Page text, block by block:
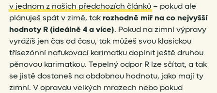
v jednom z našich předchozích článků– pokud ale
plánuješ spát v zimě, tak rozhodně miř na co nejvyšší
hodnoty R (ideálně 4 a více). Pokud na zimní výpravy
vyrážíš jen čas od času, tak můžeš svou klasickou
třísezónní nafukovací karimatku doplnit ještě druhou
pěnovou karimatkou. Tepelný odpor R lze sčítat, a tak
se jistě dostaneš na obdobnou hodnotu, jako mají ty
zimní. V opravdu velkých mrazech nebo pokud